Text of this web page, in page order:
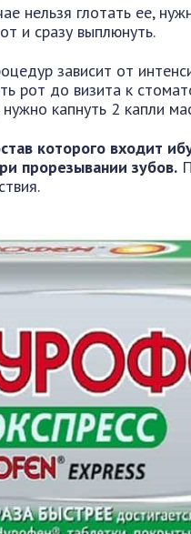
нельзя глотать ее,
и сразу выплюнуть.
зависит от
рот до визита к
нужно капнуть 2 капли
которого входит
прорезывании зубов.